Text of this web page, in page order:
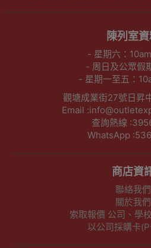
陳列室
- 星期六：
- 周日及公眾假
- 星期一至五：
觀塘成業街27號日昇
Email
查詢熱線
WhatsApp
商店資
聯絡我們
關於我們
索取報價 公司、學
以公司採購卡